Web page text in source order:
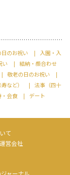
のお祝い
入園・入
い
結納・顔合わせ
敬老の日のお祝い
など）
法事（四十
・会食 デート
て
運営会社
ャーナル